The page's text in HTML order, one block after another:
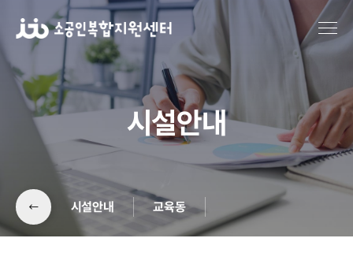
시설안내
시설안내 교육동